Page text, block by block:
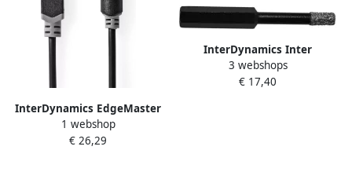
InterDynamics EdgeMaster
Premium 2-in-1 diamantzaag
115 asgat 22.23mm | 1 stuk
1 webshop
€ 26,29
InterDynamics Inter
Dynamics Diamant Tegelboor
Droog 10mm Wax Zeskant
3 webshops
€ 17,40